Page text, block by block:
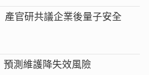
官研共議企業後量子安全
測維護降失效風險